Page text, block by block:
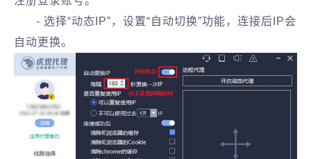
- 选择“动态IP”，设置“自动切换”功能，连接后IP会
自动更换。